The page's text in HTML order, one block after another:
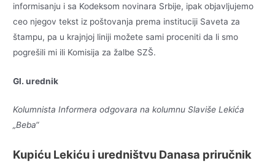
informisanju i sa Kodeksom novinara Srbije, ipak objavljujemo
ceo njegov tekst iz poštovanja prema instituciji Saveta za
štampu, pa u krajnjoj liniji možete sami proceniti da li smo
pogrešili mi ili Komisija za žalbe SZŠ.
Gl. urednik
Kolumnista Informera odgovara na kolumnu Slaviše Lekića
„Beba“
Kupiću Lekiću i uredništvu Danasa priručnik